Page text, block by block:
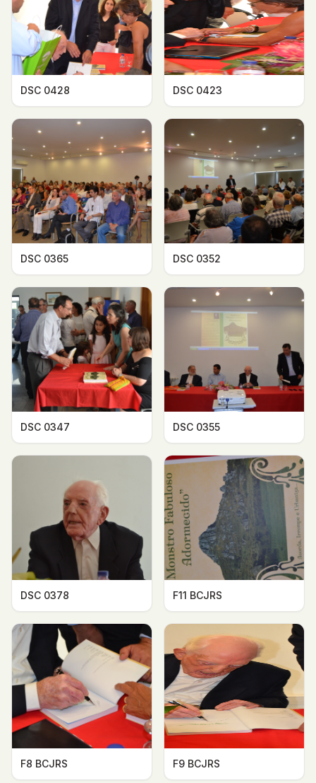
DSC 0428 DSC 0423
DSC 0365 DSC 0352
DSC 0347 DSC 0355
DSC 0378 F11 BCJRS
F8 BCJRS F9 BCJRS